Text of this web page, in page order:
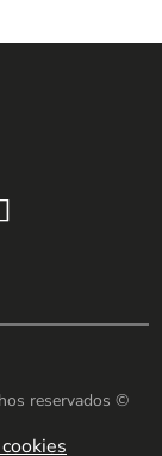
reservados ©